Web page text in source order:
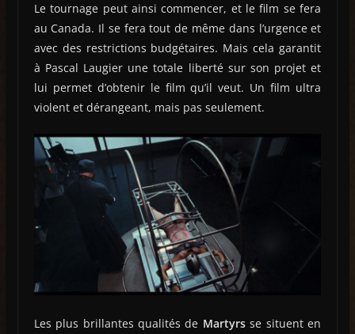
Le tournage peut ainsi commencer, et le film se fera
au Canada. Il se fera tout de même dans l’urgence et
avec des restrictions budgétaires. Mais cela garantit
à Pascal Laugier une totale liberté sur son projet et
lui permet d’obtenir le film qu’il veut. Un film ultra
violent et dérangeant, mais pas seulement.
Les plus brillantes qualités de Martyrsse situent en